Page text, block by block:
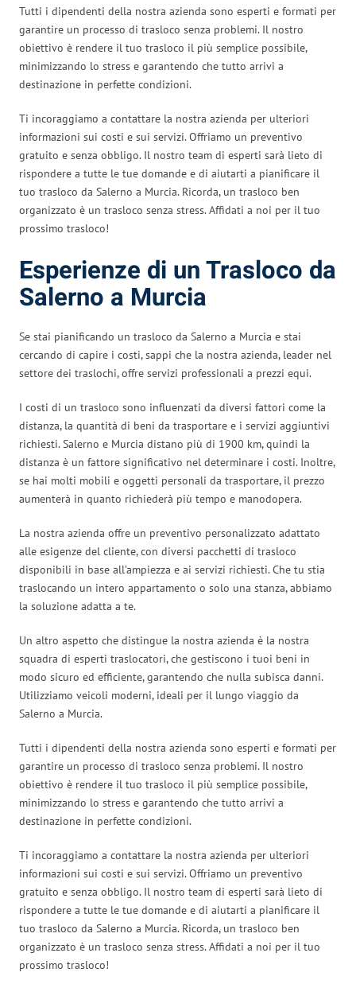
Tutti i dipendenti della nostra azienda sono esperti e formati per
garantire un processo di trasloco senza problemi. Il nostro
obiettivo è rendere il tuo trasloco il più semplice possibile,
minimizzando lo stress e garantendo che tutto arrivi a
destinazione in perfette condizioni.
Ti incoraggiamo a contattare la nostra azienda per ulteriori
informazioni sui costi e sui servizi. Offriamo un preventivo
gratuito e senza obbligo. Il nostro team di esperti sarà lieto di
rispondere a tutte le tue domande e di aiutarti a pianificare il
tuo trasloco da Salerno a Murcia. Ricorda, un trasloco ben
organizzato è un trasloco senza stress. Affidati a noi per il tuo
prossimo trasloco!
Esperienze di un Trasloco da
Salerno a Murcia
Se stai pianificando un trasloco da Salerno a Murcia e stai
cercando di capire i costi, sappi che la nostra azienda, leader nel
settore dei traslochi, offre servizi professionali a prezzi equi.
I costi di un trasloco sono influenzati da diversi fattori come la
distanza, la quantità di beni da trasportare e i servizi aggiuntivi
richiesti. Salerno e Murcia distano più di 1900 km, quindi la
distanza è un fattore significativo nel determinare i costi. Inoltre,
se hai molti mobili e oggetti personali da trasportare, il prezzo
aumenterà in quanto richiederà più tempo e manodopera.
La nostra azienda offre un preventivo personalizzato adattato
alle esigenze del cliente, con diversi pacchetti di trasloco
disponibili in base all’ampiezza e ai servizi richiesti. Che tu stia
traslocando un intero appartamento o solo una stanza, abbiamo
la soluzione adatta a te.
Un altro aspetto che distingue la nostra azienda è la nostra
squadra di esperti traslocatori, che gestiscono i tuoi beni in
modo sicuro ed efficiente, garantendo che nulla subisca danni.
Utilizziamo veicoli moderni, ideali per il lungo viaggio da
Salerno a Murcia.
Tutti i dipendenti della nostra azienda sono esperti e formati per
garantire un processo di trasloco senza problemi. Il nostro
obiettivo è rendere il tuo trasloco il più semplice possibile,
minimizzando lo stress e garantendo che tutto arrivi a
destinazione in perfette condizioni.
Ti incoraggiamo a contattare la nostra azienda per ulteriori
informazioni sui costi e sui servizi. Offriamo un preventivo
gratuito e senza obbligo. Il nostro team di esperti sarà lieto di
rispondere a tutte le tue domande e di aiutarti a pianificare il
tuo trasloco da Salerno a Murcia. Ricorda, un trasloco ben
organizzato è un trasloco senza stress. Affidati a noi per il tuo
prossimo trasloco!